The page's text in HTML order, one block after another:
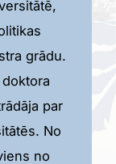
grādu.
par
No
no